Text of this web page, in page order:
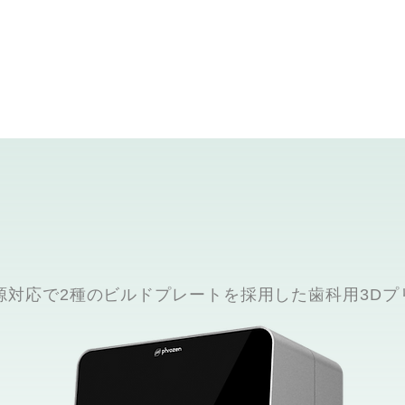
対応で2種のビルドプレートを採用した歯科用3Dプ